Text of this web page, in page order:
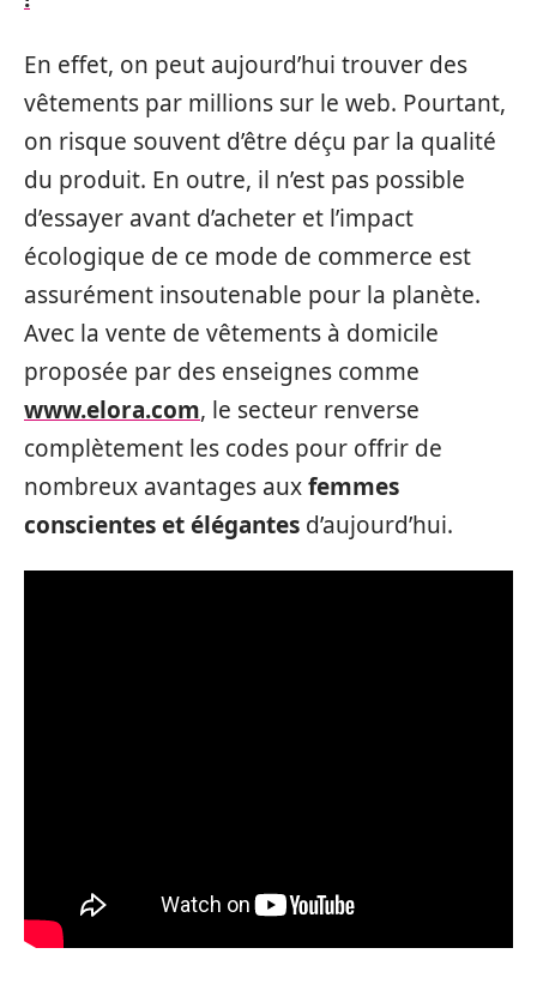
En effet, on peut aujourd’hui trouver des
vêtements par millions sur le web. Pourtant,
on risque souvent d’être déçu par la qualité
du produit. En outre, il n’est pas possible
d’essayer avant d’acheter et l’impact
écologique de ce mode de commerce est
assurément insoutenable pour la planète.
Avec la vente de vêtements à domicile
proposée par des enseignes comme
www.elora.com, le secteur renverse
complètement les codes pour offrir de
nombreux avantages auxfemmes
conscientes et élégantes d’aujourd’hui.